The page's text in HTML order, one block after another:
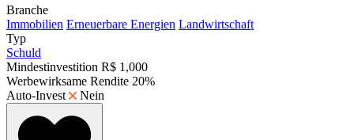
Branche
Immobilien Erneuerbare Energien Landwirtschaft
Typ
Schuld
Mindestinvestition R$ 1,000
Werbewirksame Rendite 20%
Auto-Invest
Nein